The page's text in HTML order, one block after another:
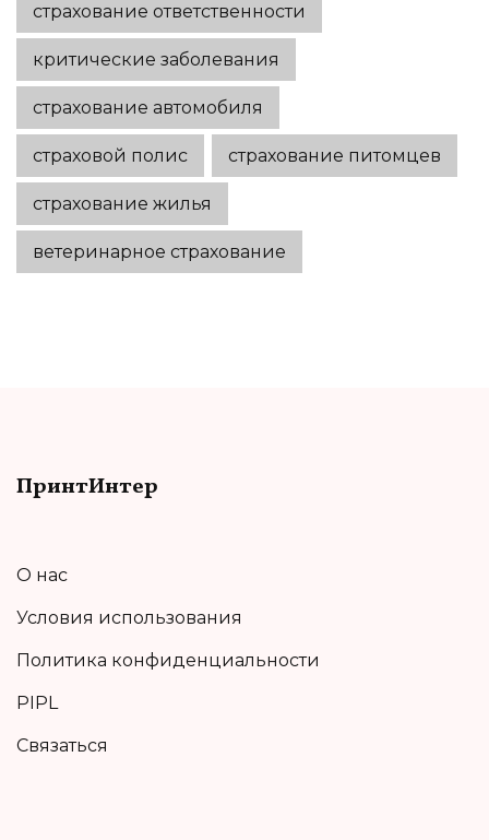
страхование ответственности
критические заболевания
страхование автомобиля
страховой полис страхование питомцев
страхование жилья
ветеринарное страхование
ПринтИнтер
О нас
Условия использования
Политика конфиденциальности
PIPL
Связаться